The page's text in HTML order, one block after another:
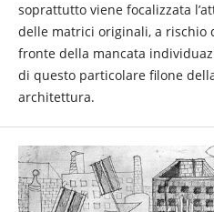
soprattutto viene focalizzata
delle matrici originali, a rischio
fronte della mancata
di questo particolare filone
architettura.